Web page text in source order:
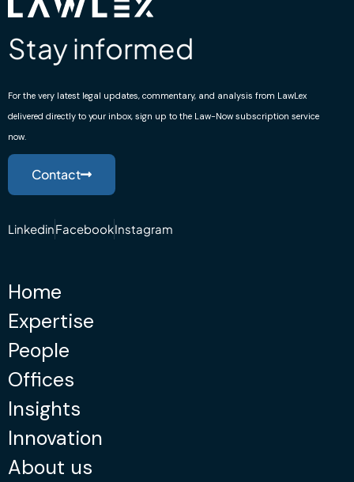
Stay informed
For the very latest legal updates, commentary, and analysis from LawLex
delivered directly to your inbox, sign up to the Law-Now subscription service
now.
Contact
LinkedinFacebookInstagram
Home
Expertise
People
Offices
Insights
Innovation
About us